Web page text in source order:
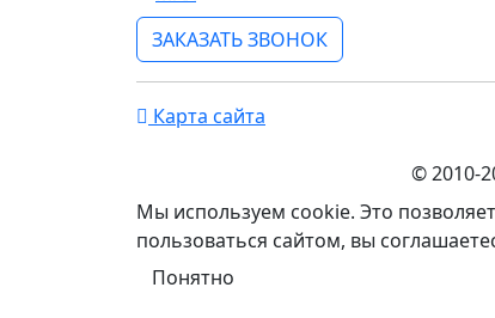
ЗАКАЗАТЬ ЗВОНОК
Карта сайта
© 2010-
Мы используем cookie. Это
пользоваться сайтом, вы
Понятно